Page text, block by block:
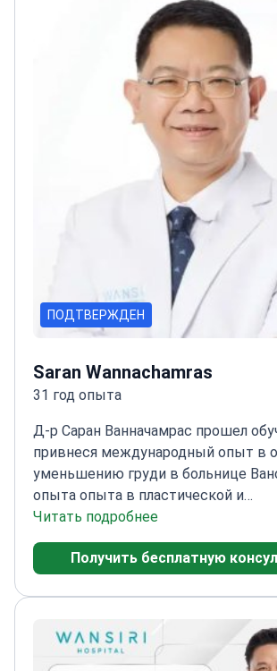
Основатель и
директор клиники ASIA,
ПОДТВЕРЖДЕН
Saran Wannachamras
31 год опыта
Д-р Саран Ванначамрас прошел
привнеся международный опыт в
уменьшению груди в больнице
опыта опыта в пластической и
реконструктивной хирургии
хирургииПрошел обучение в
СШАСпециализируется на
косметических операциях на груди
Читать подробнее
Получить бесплатную